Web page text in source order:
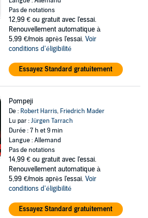
Pas de notations
12,99 € ou gratuit avec l'essai.
Renouvellement automatique à
5,99 €/mois après l'essai. Voir
conditions d'éligibilité
Essayez Standard gratuitement
Pompeji
De : Robert Harris, Friedrich Mader
Lu par :Jürgen Tarrach
Durée : 7 h et 9 min
Langue : Allemand
Pas de notations
14,99 € ou gratuit avec l'essai.
Renouvellement automatique à
5,99 €/mois après l'essai. Voir
conditions d'éligibilité
Essayez Standard gratuitement